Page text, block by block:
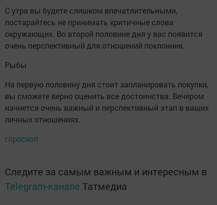
С утра вы будете слишком впечатлительными,
постарайтесь не принимать критичные слова
окружающих. Во второй половине дня у вас появится
очень перспективный для отношений поклонник.
Рыбы
На первую половину дня стоит запланировать покупки,
вы сможете верно оценить все достоинства. Вечером
начнется очень важный и перспективный этап в ваших
личных отношениях.
гороскоп
Следите за самым важным и интересным в
Telegram-канале Татмедиа